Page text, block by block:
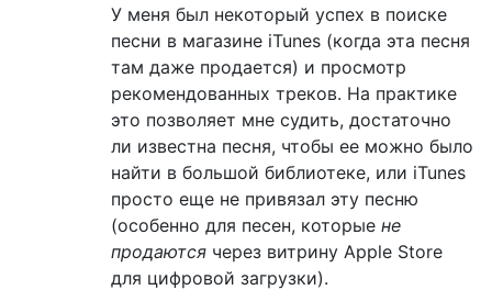
У меня был некоторый успех в поиске
песни в магазине iTunes (когда эта песня
там даже продается) и просмотр
рекомендованных треков. На практике
это позволяет мне судить, достаточно
ли известна песня, чтобы ее можно было
найти в большой библиотеке, или iTunes
просто еще не привязал эту песню
(особенно для песен, которые не
продаются через витрину Apple Store
для цифровой загрузки).